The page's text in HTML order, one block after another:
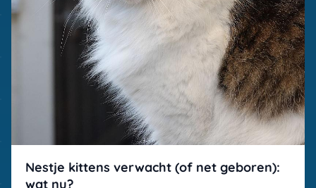
Nestje kittens verwacht (of net geboren):
wat nu?